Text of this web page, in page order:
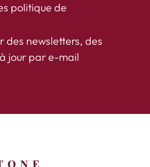
politique de
des newsletters, des
jour par e-mail